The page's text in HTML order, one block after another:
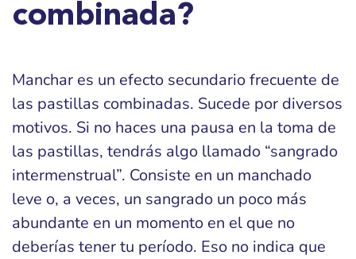
combinada?
Manchar es un efecto secundario frecuente de
las pastillas combinadas. Sucede por diversos
motivos. Si no haces una pausa en la toma de
las pastillas, tendrás algo llamado “sangrado
intermenstrual”. Consiste en un manchado
leve o, a veces, un sangrado un poco más
abundante en un momento en el que no
deberías tener tu período. Eso no indica que